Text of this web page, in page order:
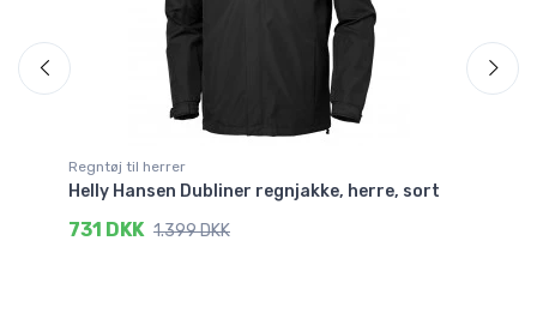
Regntøj til herrer
Helly Hansen Dubliner regnjakke, herre, sort
731 DKK 1.399 DKK